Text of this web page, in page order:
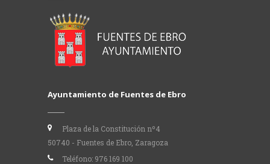
Ayuntamiento de Fuentes de Ebro
Plaza de la Constitución nº4
50740 - Fuentes de Ebro, Zaragoza
Teléfono: 976 169 100